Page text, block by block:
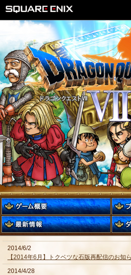
2014/6/2
【2014年6月】トクベツな石版再配信のお知
2014/4/28